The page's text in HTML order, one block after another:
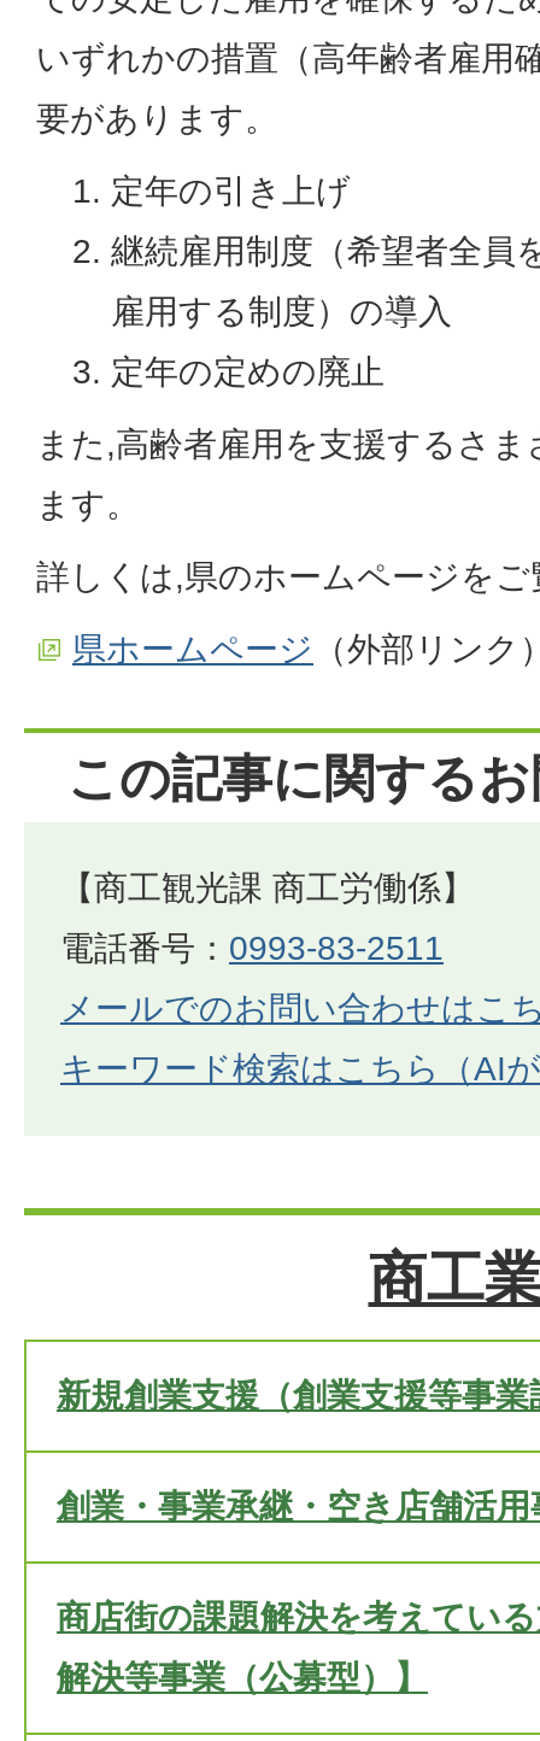
いずれかの措置（高年齢者雇用
要があります。
定年の引き上げ
継続雇用制度（希望者全員
雇用する制度）の導入
定年の定めの廃止
また,高齢者雇用を支援するさ
ます。
詳しくは,県のホームページを
県ホームページ （外部リンク
この記事に関する
【商工観光課 商工労働係】
電話番号： 0993-83-2511
メールでのお問い合わせはこ
キーワード検索はこちら（AI
商工
新規創業支援（創業支援等事業
創業・事業承継・空き店舗活
商店街の課題解決を考えてい
解決等事業（公募型）】